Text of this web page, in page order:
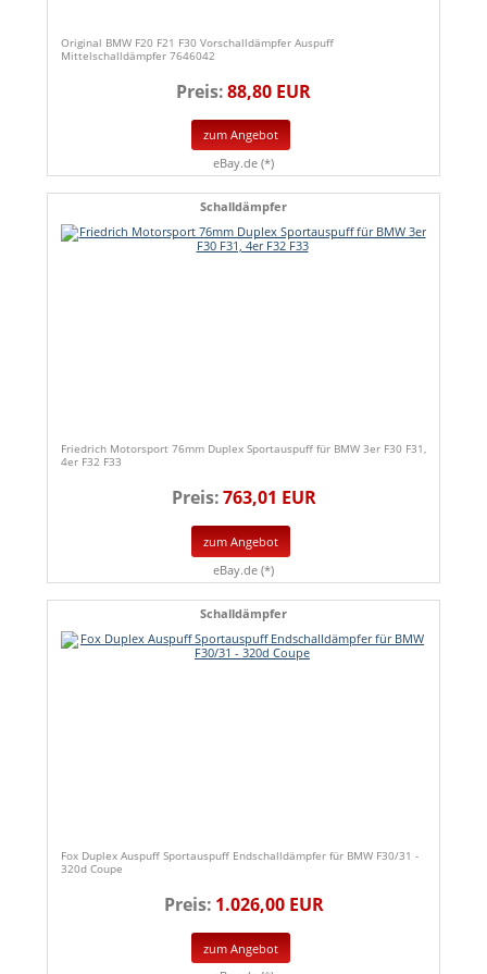
Original BMW F20 F21 F30 Vorschalldämpfer Auspuff
Mittelschalldämpfer 7646042
Preis:88,80 EUR
zum Angebot
eBay.de (*)
Schalldämpfer
Friedrich Motorsport 76mm Duplex Sportauspuff für BMW 3er F30 F31,
4er F32 F33
Preis:763,01 EUR
zum Angebot
eBay.de (*)
Schalldämpfer
Fox Duplex Auspuff Sportauspuff Endschalldämpfer für BMW F30/31 -
320d Coupe
Preis: 1.026,00 EUR
zum Angebot